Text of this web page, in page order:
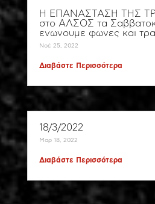
Η ΕΠΑΝΑΣΤΑΣΗ ΤΗΣ
στο ΑΛΣΟΣ τα
ενωνουμε φωνες και
Νοέ 25, 2022
Διαβάστε Περισσότερα
18/3/2022
Μαρ 18, 2022
Διαβάστε Περισσότερα